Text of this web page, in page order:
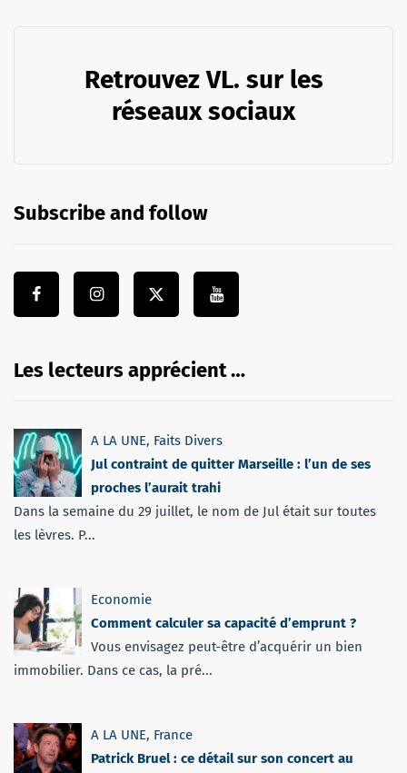
Retrouvez VL. sur les
réseaux sociaux
Subscribe and follow
Les lecteurs apprécient …
A LA UNE, Faits Divers
Jul contraint de quitter Marseille : l’un de ses
proches l’aurait trahi
Dans la semaine du 29 juillet, le nom de Jul était sur toutes
les lèvres. P...
Economie
Comment calculer sa capacité d’emprunt ?
Vous envisagez peut-être d’acquérir un bien
immobilier. Dans ce cas, la pré...
A LA UNE, France
Patrick Bruel : ce détail sur son concert au